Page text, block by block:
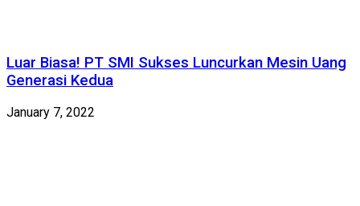
Luar Biasa! PT SMI Sukses Luncurkan Mesin Uang
Generasi Kedua
January 7, 2022